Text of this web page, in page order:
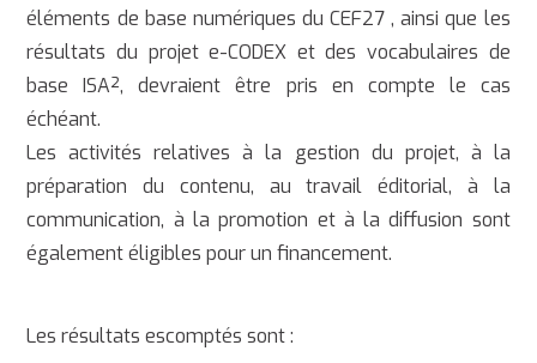
éléments de base numériques du CEF27 , ainsi que les
résultats du projet e-CODEX et des vocabulaires de
base ISA², devraient être pris en compte le cas
échéant.
Les activités relatives à la gestion du projet, à la
préparation du contenu, au travail éditorial, à la
communication, à la promotion et à la diffusion sont
également éligibles pour un financement.
Les résultats escomptés sont :